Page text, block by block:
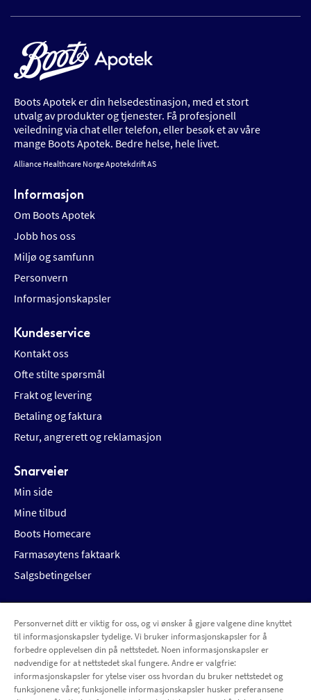
Boots Apotek er din helsedestinasjon, med et stort
utvalg av produkter og tjenester. Få profesjonell
veiledning via chat eller telefon, eller besøk et av våre
mange Boots Apotek. Bedre helse, hele livet.
Alliance Healthcare Norge Apotekdrift AS
Informasjon
Om Boots Apotek
Jobb hos oss
Miljø og samfunn
Personvern
Informasjonskapsler
Kundeservice
Kontakt oss
Ofte stilte spørsmål
Frakt og levering
Betaling og faktura
Retur, angrerett og reklamasjon
Snarveier
Min side
Mine tilbud
Boots Homecare
Farmasøytens faktaark
Salgsbetingelser
Betalingsalternativer Leveringsalternativer
Personvernet ditt er viktig for oss, og vi ønsker å gjøre valgene dine knyttet
til informasjonskapsler tydelige. Vi bruker informasjonskapsler for å
forbedre opplevelsen din på nettstedet. Noen informasjonskapsler er
nødvendige for at nettstedet skal fungere. Andre er valgfrie:
informasjonskapsler for ytelse viser oss hvordan du bruker nettstedet og
funksjonene våre; funksjonelle informasjonskapsler husker preferansene